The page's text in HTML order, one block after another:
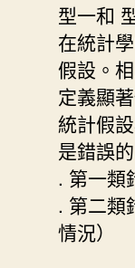
型一和
在統計
假設。
定義顯
統計假
是錯誤
. 第一類
. 第二類
情況）